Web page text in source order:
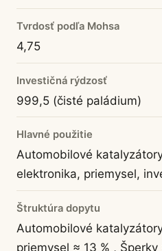
Tvrdosť podľa Mohsa
4,75
Investičná rýdzosť
999,5 (čisté paládium)
Hlavné použitie
Automobilové
elektronika, priemysel,
Štruktúra dopytu
Automobilové
priemysel ≈ 13 % ,